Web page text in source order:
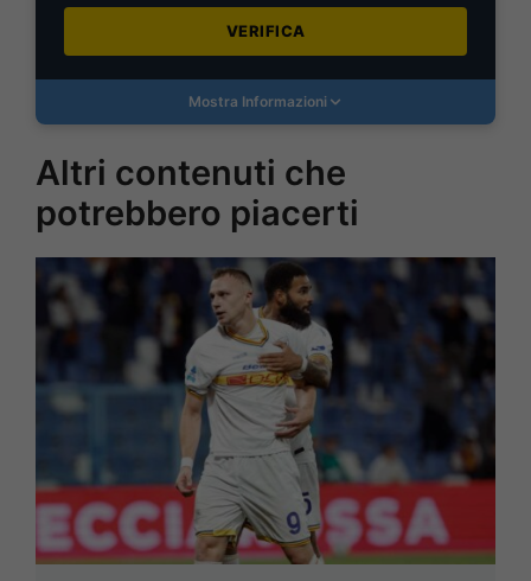
VERIFICA
Mostra Informazioni
Altri contenuti che
potrebbero piacerti